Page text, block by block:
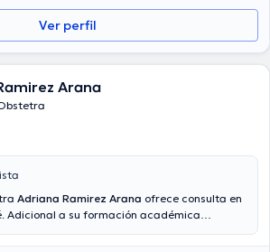
Ver perfil
Arana
Adriana Ramirez Arana ofrece consulta en
Adicional a su formación académica
tiene numerosos años de experiencia